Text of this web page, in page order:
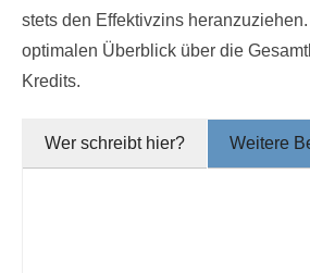
stets den Effektivzins
optimalen Überblick über die
Kredits.
Wer schreibt hier? Weitere